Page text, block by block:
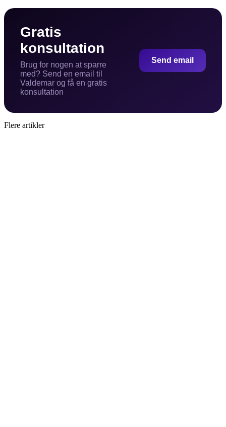
Gratis
konsultation
Brug for nogen at sparre
med? Send en email til
Valdemar og få en gratis
konsultation
Send email
Flere artikler